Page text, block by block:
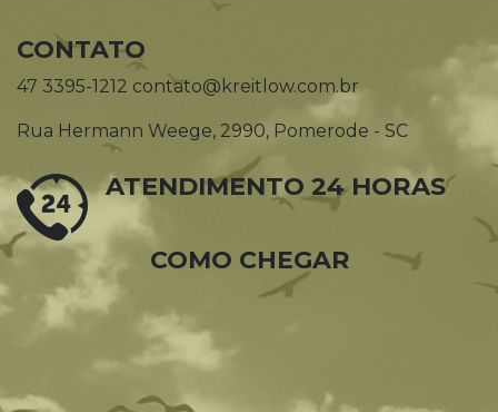
CONTATO
47 3395-1212 contato@kreitlow.com.br
Rua Hermann Weege, 2990, Pomerode - SC
ATENDIMENTO 24 HORAS
COMO CHEGAR